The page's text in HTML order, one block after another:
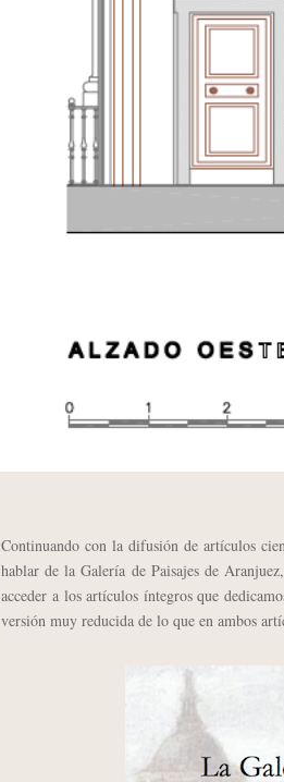
Continuando con la difusión de artículos
hablar de la Galería de Paisajes de
acceder a los artículos íntegros que
versión muy reducida de lo que en ambos